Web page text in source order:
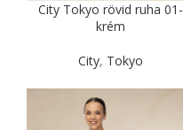
City Tokyo rövid ruha 01-
krém
City, Tokyo